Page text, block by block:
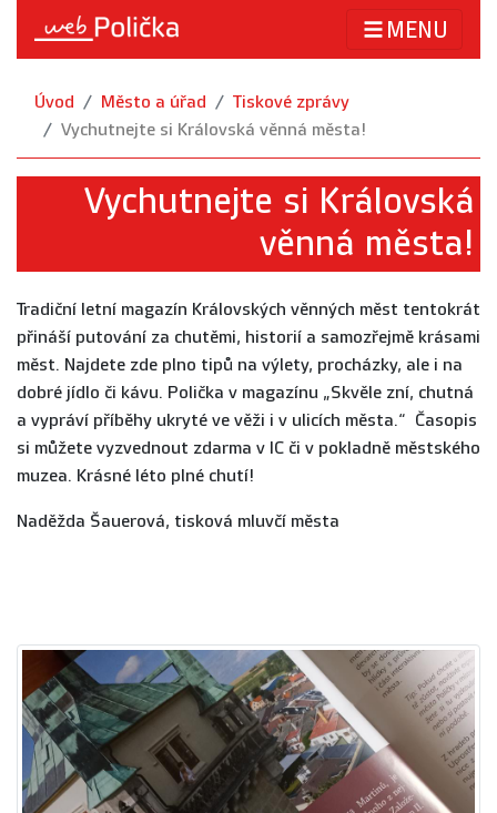
MENU
Úvod Město a úřad
Tiskové zprávy
Vychutnejte si Královská věnná města!
Vychutnejte si Královská
věnná města!
Tradiční letní magazín Královských věnných měst tentokrát
přináší putování za chutěmi, historií a samozřejmě krásami
měst. Najdete zde plno tipů na výlety, procházky, ale i na
dobré jídlo či kávu. Polička v magazínu „Skvěle zní, chutná
a vypráví příběhy ukryté ve věži i v ulicích města.“ Časopis
si můžete vyzvednout zdarma v IC či v pokladně městského
muzea. Krásné léto plné chutí!
Naděžda Šauerová, tisková mluvčí města